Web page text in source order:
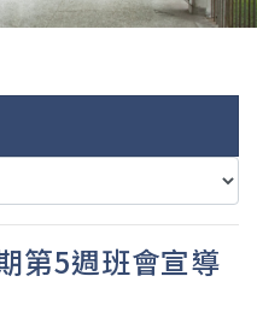
第5週班會宣導